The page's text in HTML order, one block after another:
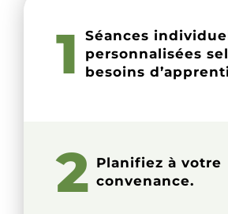
1
Séances
personnalisées
besoins
2 Planifiez à votre
convenance.